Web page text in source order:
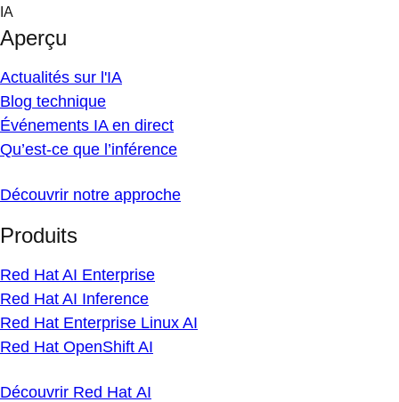
Skip
content
IA
Aperçu
Actualités sur l'IA
Blog technique
Événements IA en direct
Qu’est-ce que l’inférence
Découvrir notre approche
Produits
Red Hat AI Enterprise
Red Hat AI Inference
Red Hat Enterprise Linux AI
Red Hat OpenShift AI
Découvrir Red Hat AI